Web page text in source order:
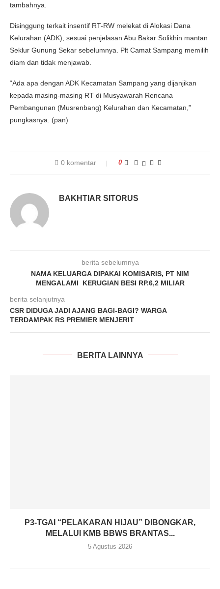
tambahnya.
Disinggung terkait insentif RT-RW melekat di Alokasi Dana
Kelurahan (ADK), sesuai penjelasan Abu Bakar Solikhin mantan
Seklur Gunung Sekar sebelumnya. Plt Camat Sampang memilih
diam dan tidak menjawab.
“Ada apa dengan ADK Kecamatan Sampang yang dijanjikan
kepada masing-masing RT di Musyawarah Rencana
Pembangunan (Musrenbang) Kelurahan dan Kecamatan,”
pungkasnya. (pan)
0 komentar 0
BAKHTIAR SITORUS
berita sebelumnya
NAMA KELUARGA DIPAKAI KOMISARIS, PT NIM
MENGALAMI KERUGIAN BESI RP.6,2 MILIAR
berita selanjutnya
CSR DIDUGA JADI AJANG BAGI-BAGI? WARGA
TERDAMPAK RS PREMIER MENJERIT
BERITA LAINNYA
P3-TGAI “PELAKARAN HIJAU” DIBONGKAR,
MELALUI KMB BBWS BRANTAS...
5 Agustus 2026